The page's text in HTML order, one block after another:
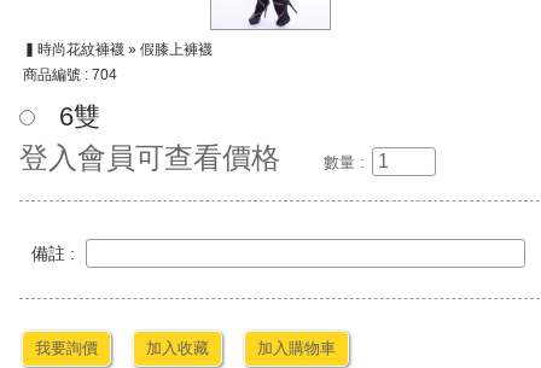
▍時尚花紋褲襪 » 假膝上褲襪
商品編號 : 704
6雙
登入會員可查看價格 數量 :
備註 :
我要詢價 加入收藏 加入購物車